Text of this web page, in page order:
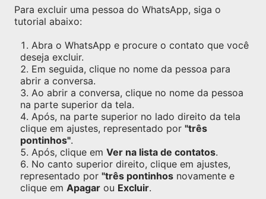
Para excluir uma pessoa do WhatsApp, siga o
tutorial abaixo:
Abra o WhatsApp e procure o contato que você
deseja excluir.
Em seguida, clique no nome da pessoa para
abrir a conversa.
Ao abrir a conversa, clique no nome da pessoa
na parte superior da tela.
Após, na parte superior no lado direito da tela
clique em ajustes, representado por "três
pontinhos".
Após, clique em Ver na lista de contatos.
No canto superior direito, clique em ajustes,
representado por "três pontinhos novamente e
clique em Apagar ou Excluir.